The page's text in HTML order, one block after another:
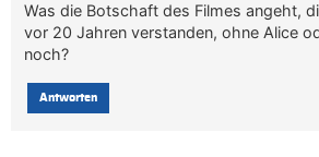
Was die Botschaft des Filmes angeht,
vor 20 Jahren verstanden, ohne Alice
noch?
Antworten